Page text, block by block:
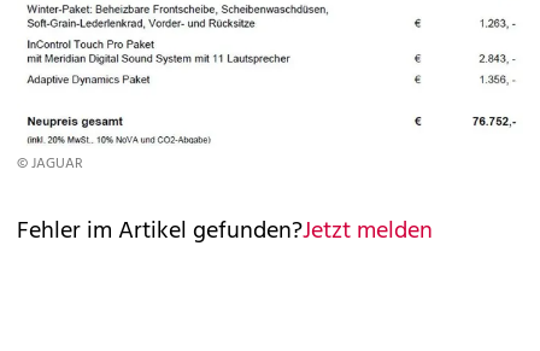
© JAGUAR
Fehler im Artikel gefunden?Jetzt melden